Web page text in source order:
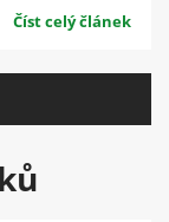
Číst celý článek